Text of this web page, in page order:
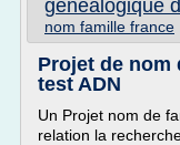
genealogique
nom famille france
Projet de nom
test ADN
Un Projet nom de
relation la